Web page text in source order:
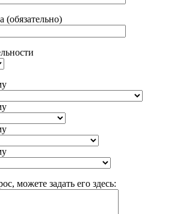
можете задать его здесь: